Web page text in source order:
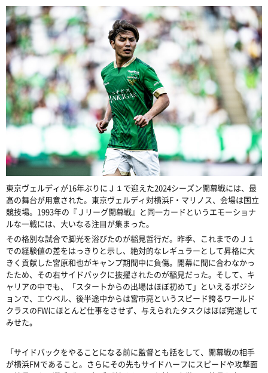
東京ヴェルディが16年ぶりにＪ１で迎えた2024シーズン開幕戦には、最
高の舞台が用意された。東京ヴェルディ対横浜F・マリノス、会場は国立
競技場。1993年の『Ｊリーグ開幕戦』と同一カードというエモーショナ
ルな一戦には、大いなる注目が集まった。
その格別な試合で脚光を浴びたのが稲見哲行だ。昨季、これまでのＪ１
での経験値の差をはっきりと示し、絶対的なレギュラーとして昇格に大
きく貢献した宮原和也がキャンプ期間中に負傷。開幕に間に合わなかっ
たため、その右サイドバックに抜擢されたのが稲見だった。そして、キ
ャリアの中でも、「スタートからの出場はほぼ初めて」といえるポジシ
ョンで、エウベル、後半途中からは宮市亮というスピード誇るワールド
クラスのFWにほとんど仕事をさせず、与えられたタスクはほぼ完遂して
みせた。
「サイドバックをやることになる前に監督とも話をして、開幕戦の相手
が横浜FMであること。さらにその先もサイドハーフにスピードや攻撃面